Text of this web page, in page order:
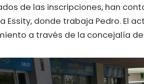
de las inscripciones, han
Essity, donde trabaja Pedro. El
a través de la concejalía de